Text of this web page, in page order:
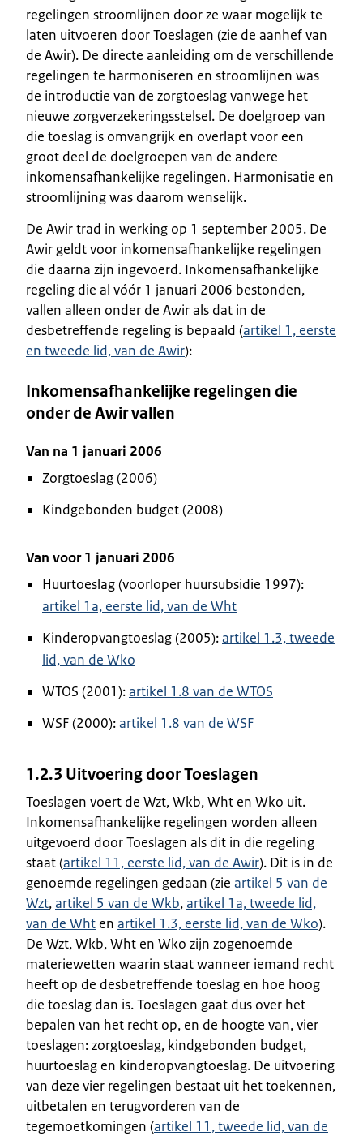
regelingen stroomlijnen door ze waar mogelijk te
laten uitvoeren door Toeslagen (zie de aanhef van
de Awir). De directe aanleiding om de verschillende
regelingen te harmoniseren en stroomlijnen was
de introductie van de zorgtoeslag vanwege het
nieuwe zorgverzekeringsstelsel. De doelgroep van
die toeslag is omvangrijk en overlapt voor een
groot deel de doelgroepen van de andere
inkomensafhankelijke regelingen. Harmonisatie en
stroomlijning was daarom wenselijk.
De Awir trad in werking op 1 september 2005. De
Awir geldt voor inkomensafhankelijke regelingen
die daarna zijn ingevoerd. Inkomensafhankelijke
regeling die al vóór 1 januari 2006 bestonden,
vallen alleen onder de Awir als dat in de
desbetreffende regeling is bepaald (artikel 1, eerste
en tweede lid, van de Awir):
Inkomensafhankelijke regelingen die
onder de Awir vallen
Van na 1 januari 2006
Zorgtoeslag (2006)
Kindgebonden budget (2008)
Van voor 1 januari 2006
Huurtoeslag (voorloper huursubsidie 1997):
artikel 1a, eerste lid, van de Wht
Kinderopvangtoeslag (2005):artikel 1.3, tweede
lid, van de Wko
WTOS (2001):artikel 1.8 van de WTOS
WSF (2000):artikel 1.8 van de WSF
1.2.3 Uitvoering door Toeslagen
Toeslagen voert de Wzt, Wkb, Wht en Wko uit.
Inkomensafhankelijke regelingen worden alleen
uitgevoerd door Toeslagen als dit in die regeling
staat (artikel 11, eerste lid, van de Awir). Dit is in de
genoemde regelingen gedaan (zie artikel 5 van de
Wzt,artikel 5 van de Wkb,artikel 1a, tweede lid,
van de Wht en artikel 1.3, eerste lid, van de Wko).
De Wzt, Wkb, Wht en Wko zijn zogenoemde
materiewetten waarin staat wanneer iemand recht
heeft op de desbetreffende toeslag en hoe hoog
die toeslag dan is. Toeslagen gaat dus over het
bepalen van het recht op, en de hoogte van, vier
toeslagen: zorgtoeslag, kindgebonden budget,
huurtoeslag en kinderopvangtoeslag. De uitvoering
van deze vier regelingen bestaat uit het toekennen,
uitbetalen en terugvorderen van de
tegemoetkomingen (artikel 11, tweede lid, van de